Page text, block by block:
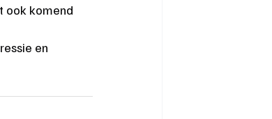
ook komend
en